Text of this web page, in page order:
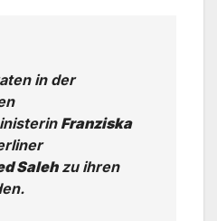
in der
Franziska
Salehzu ihren